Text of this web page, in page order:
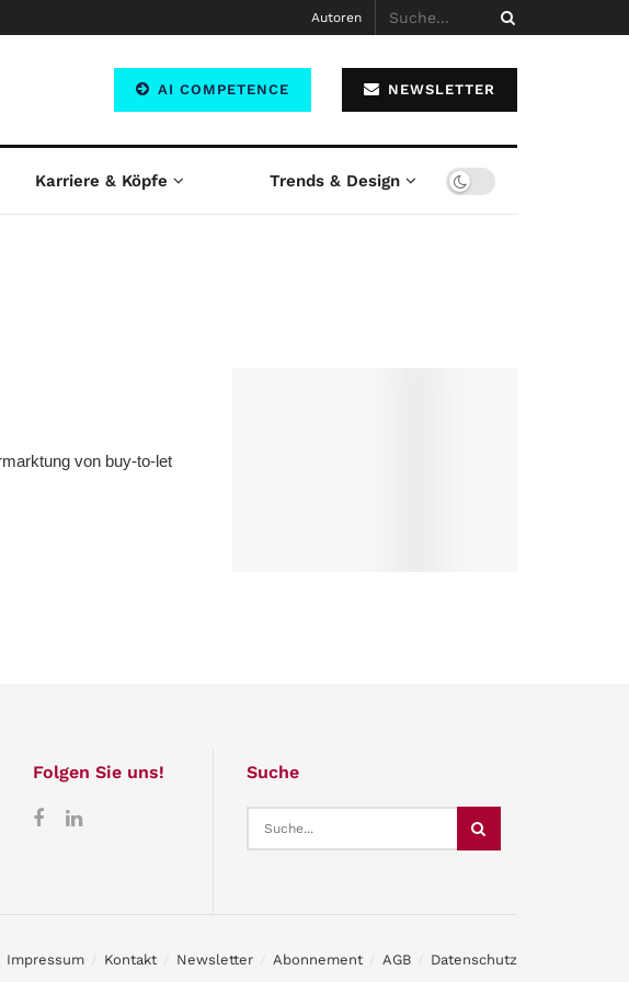
Autoren
AI COMPETENCE NEWSLETTER
Karriere & Köpfe Trends & Design
von buy-to-let
Folgen Sie uns! Suche
Impressum Kontakt Newsletter Abonnement AGB Datenschutz